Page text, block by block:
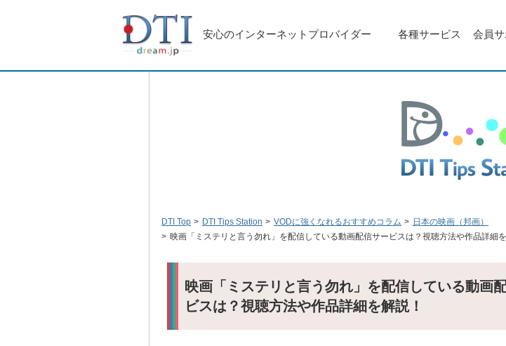
安心のインターネットプロバイダー 各種サービス 会員
DTI Top DTI Tips Station VODに強くなれるおすすめコラム
日本の映画（邦画）
映画「ミステリと言う勿れ」を配信している動画配信サービスは？視聴方法や作品詳細を
映画「ミステリと言う勿れ」を配信している動画
ビスは？視聴方法や作品詳細を解説！